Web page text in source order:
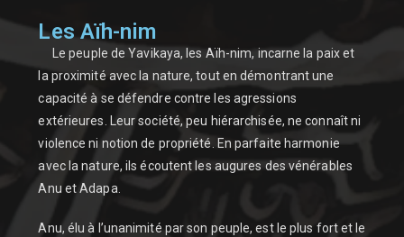
Les Aïh-nim
Le peuple de Yavikaya, les Aïh-nim, incarne la paix et
la proximité avec la nature, tout en démontrant une
capacité à se défendre contre les agressions
extérieures. Leur société, peu hiérarchisée, ne connaît ni
violence ni notion de propriété. En parfaite harmonie
avec la nature, ils écoutent les augures des vénérables
Anu et Adapa.
Anu, élu à l’unanimité par son peuple, est le plus fort et le